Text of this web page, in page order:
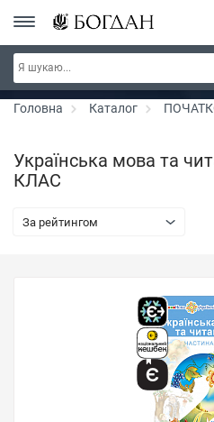
РОЗПРОДАЖ ~ 150 грн ~ 200 грн ~ 250
300 грн ~ РОЗПРОДАЖ
Головна Каталог
Українська мова та
КЛАС
За рейтингом